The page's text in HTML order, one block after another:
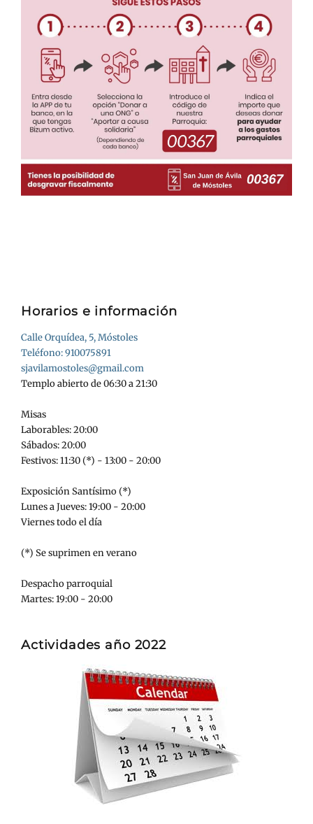
Horarios e información
Calle Orquídea, 5, Móstoles
Teléfono: 910075891
sjavilamostoles@gmail.com
Templo abierto de 06:30 a 21:30
Misas
Laborables: 20:00
Sábados: 20:00
Festivos: 11:30 (*) - 13:00 - 20:00
Exposición Santísimo (*)
Lunes a Jueves: 19:00 - 20:00
Viernes todo el día
(*) Se suprimen en verano
Despacho parroquial
Martes: 19:00 - 20:00
Actividades año 2022